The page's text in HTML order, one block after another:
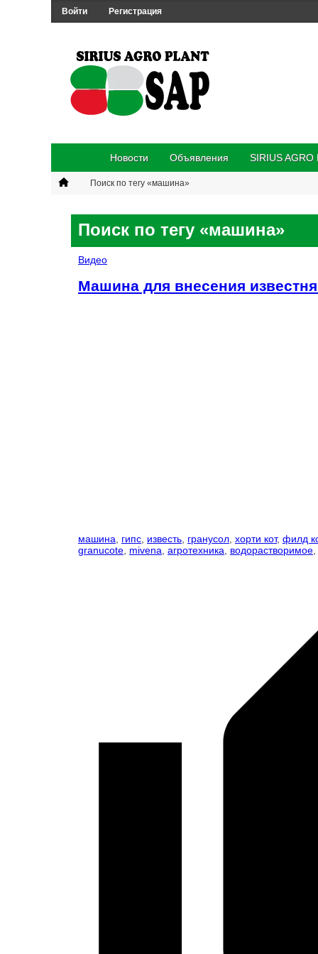
Войти Регистрация
Новости Объявления SIRIUS AGRO
Поиск по тегу «машина»
Поиск по тегу «машина»
Видео
Машина для внесения
машина гипс известь гранусол хорти кот, филд
granucote mivena агротехника водорастворимое